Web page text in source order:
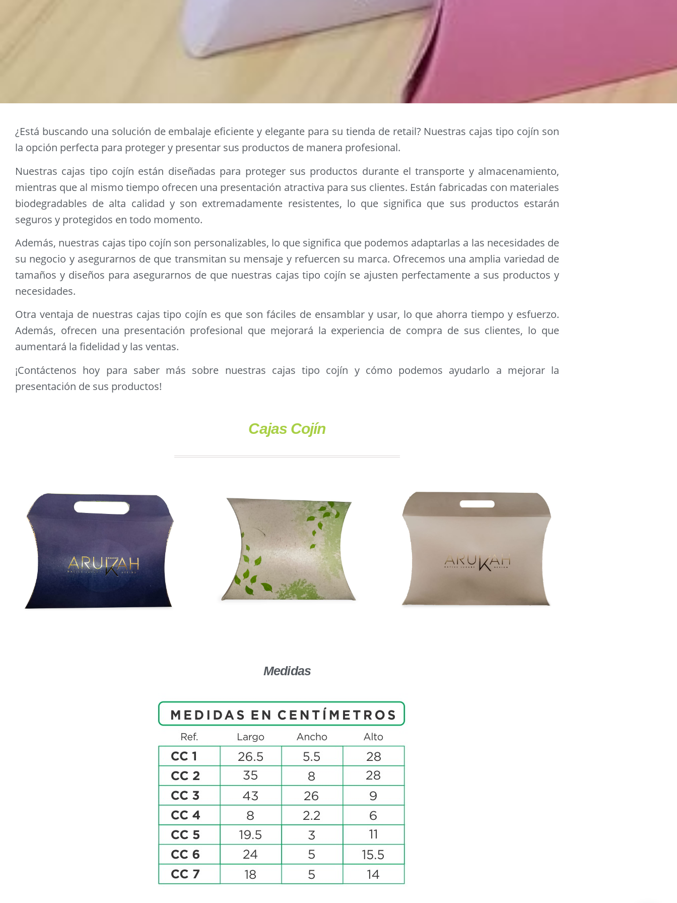
¿Está buscando una solución de embalaje eficiente y elegante para su tienda de retail? Nuestras cajas tipo cojín son
la opción perfecta para proteger y presentar sus productos de manera profesional.
Nuestras cajas tipo cojín están diseñadas para proteger sus productos durante el transporte y almacenamiento,
mientras que al mismo tiempo ofrecen una presentación atractiva para sus clientes. Están fabricadas con materiales
biodegradables de alta calidad y son extremadamente resistentes, lo que significa que sus productos estarán
seguros y protegidos en todo momento.
Además, nuestras cajas tipo cojín son personalizables, lo que significa que podemos adaptarlas a las necesidades de
su negocio y asegurarnos de que transmitan su mensaje y refuercen su marca. Ofrecemos una amplia variedad de
tamaños y diseños para asegurarnos de que nuestras cajas tipo cojín se ajusten perfectamente a sus productos y
necesidades.
Otra ventaja de nuestras cajas tipo cojín es que son fáciles de ensamblar y usar, lo que ahorra tiempo y esfuerzo.
Además, ofrecen una presentación profesional que mejorará la experiencia de compra de sus clientes, lo que
aumentará la fidelidad y las ventas.
¡Contáctenos hoy para saber más sobre nuestras cajas tipo cojín y cómo podemos ayudarlo a mejorar la
presentación de sus productos!
Cajas Cojín
Medidas